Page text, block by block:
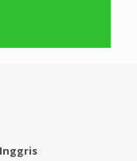
Inggris